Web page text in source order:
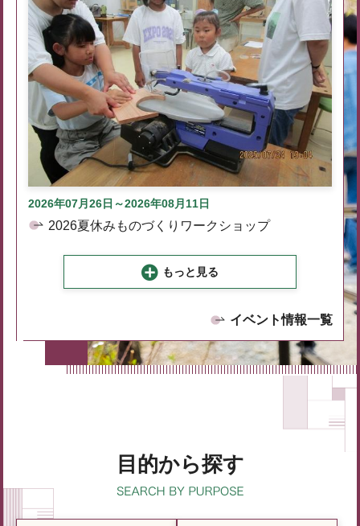
2026年07月26日～2026年08月11日
2026夏休みものづくりワークショップ
もっと見る
イベント情報一覧
目的から探す